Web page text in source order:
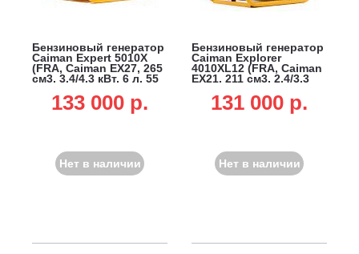
Бензиновый генератор
Caiman Expert 5010X
(FRA, Caiman EX27, 265
см3, 3.4/4.3 кВт, 6 л, 55
133 000 p.
Нет в наличии
Бензиновый генератор
Caiman Explorer
4010XL12 (FRA, Caiman
EX21, 211 см3, 2.4/3.3
131 000 p.
Нет в наличии